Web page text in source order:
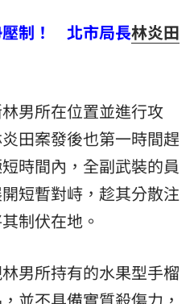
壓制！ 北市局長林炎田
男所在位置並進行攻
田案發後也第一時間趕
時間內，全副武裝的員
短暫對峙，趁其分散注
制伏在地。
男所持有的水果型手榴
並不具備實質殺傷力，